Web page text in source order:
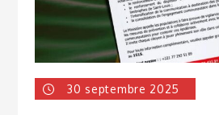
30 septembre 2025